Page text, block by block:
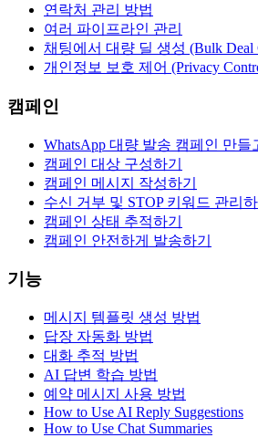
연락처 관리 방법
여러 파이프라인 관리
채팅에서 대량 딜 생성 (Bulk Deal
개인정보 보호 제어 (Privacy
캠페인
WhatsApp 대량 발송 캠페인 만들
캠페인 대상 구성하기
캠페인 메시지 작성하기
수신 거부 및 STOP 키워드 관리하
캠페인 상태 추적하기
캠페인 안전하게 발송하기
기능
메시지 템플릿 생성 방법
답장 자동화 방법
대화 추적 방법
AI 답변 학습 방법
예약 메시지 사용 방법
How to Use AI Reply Suggestions
How to Use Chat Summaries